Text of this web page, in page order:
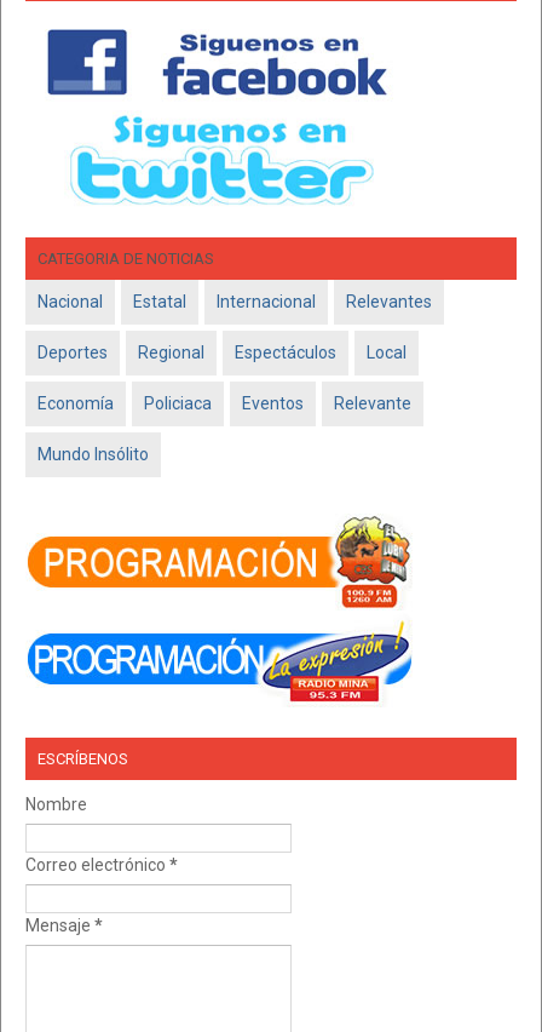
CATEGORIA DE NOTICIAS
Nacional Estatal Internacional Relevantes
Deportes Regional Espectáculos Local
Economía Policiaca Eventos Relevante
Mundo Insólito
ESCRÍBENOS
Nombre
Correo electrónico *
Mensaje *